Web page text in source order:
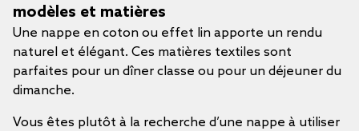
modèles et matières
Une nappe en coton ou effet lin apporte un rendu
naturel et élégant. Ces matières textiles sont
parfaites pour un dîner classe ou pour un déjeuner du
dimanche.
Vous êtes plutôt à la recherche d’une nappe à utiliser